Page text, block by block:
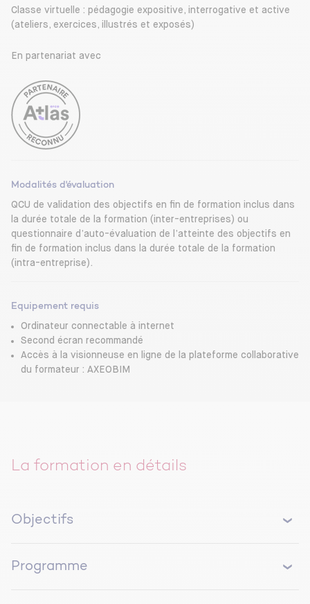
Classe virtuelle : pédagogie expositive, interrogative et active
(ateliers, exercices, illustrés et exposés)
En partenariat avec
Modalités d'évaluation
QCU de validation des objectifs en fin de formation inclus dans
la durée totale de la formation (inter-entreprises) ou
questionnaire d’auto-évaluation de l’atteinte des objectifs en
fin de formation inclus dans la durée totale de la formation
(intra-entreprise).
Equipement requis
Ordinateur connectable à internet
Second écran recommandé
Accès à la visionneuse en ligne de la plateforme collaborative
du formateur : AXEOBIM
La formation en détails
Objectifs
Identifier les rôles, les objectifs, les bénéfices et
Programme